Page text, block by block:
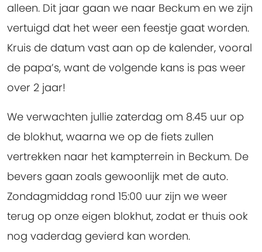
alleen. Dit jaar gaan we naar Beckum en we zijn
vertuigd dat het weer een feestje gaat worden.
Kruis de datum vast aan op de kalender, vooral
de papa’s, want de volgende kans is pas weer
over 2 jaar!
We verwachten jullie zaterdag om 8.45 uur op
de blokhut, waarna we op de fiets zullen
vertrekken naar het kampterrein in Beckum. De
bevers gaan zoals gewoonlijk met de auto.
Zondagmiddag rond 15:00 uur zijn we weer
terug op onze eigen blokhut, zodat er thuis ook
nog vaderdag gevierd kan worden.